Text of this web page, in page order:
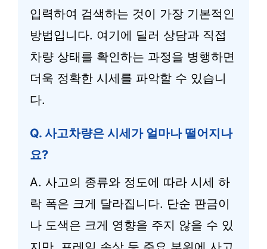
입력하여 검색하는 것이 가장 기본적인
방법입니다. 여기에 딜러 상담과 직접
차량 상태를 확인하는 과정을 병행하면
더욱 정확한 시세를 파악할 수 있습니
다.
Q. 사고차량은 시세가 얼마나 떨어지나
요?
A. 사고의 종류와 정도에 따라 시세 하
락 폭은 크게 달라집니다. 단순 판금이
나 도색은 크게 영향을 주지 않을 수 있